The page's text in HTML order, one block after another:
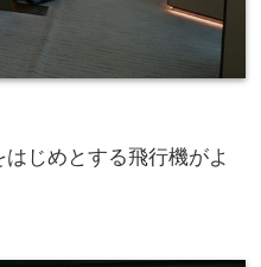
じめとする飛行機がよ